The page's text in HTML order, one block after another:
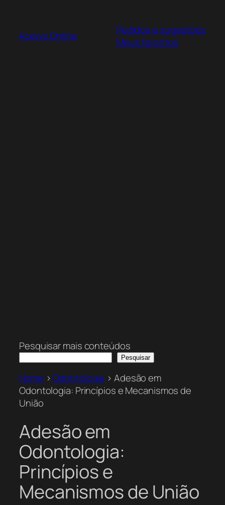
Acervo Online
Pedidos e sugestões
Meus favoritos
Pesquisar mais conteúdos
Pesquisar
Home >Odontologia > Adesão em
Odontologia: Princípios e Mecanismos de
União
Adesão em
Odontologia:
Princípios e
Mecanismos de União